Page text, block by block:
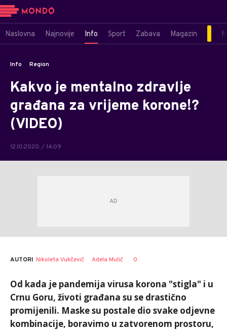
Naslovna Najnovije Info Sport Zabava Magazin
Info Region
Kakvo je mentalno zdravlje
građana za vrijeme korone!?
(VIDEO)
12.10.2020. / 14:09
AUTORI Nikoleta Vukčević Adela Mulić 0
Od kada je pandemija virusa korona "stigla" i u
Crnu Goru, životi građana su se drastično
promijenili. Maske su postale dio svake odjevne
kombinacije, boravimo u zatvorenom prostoru,